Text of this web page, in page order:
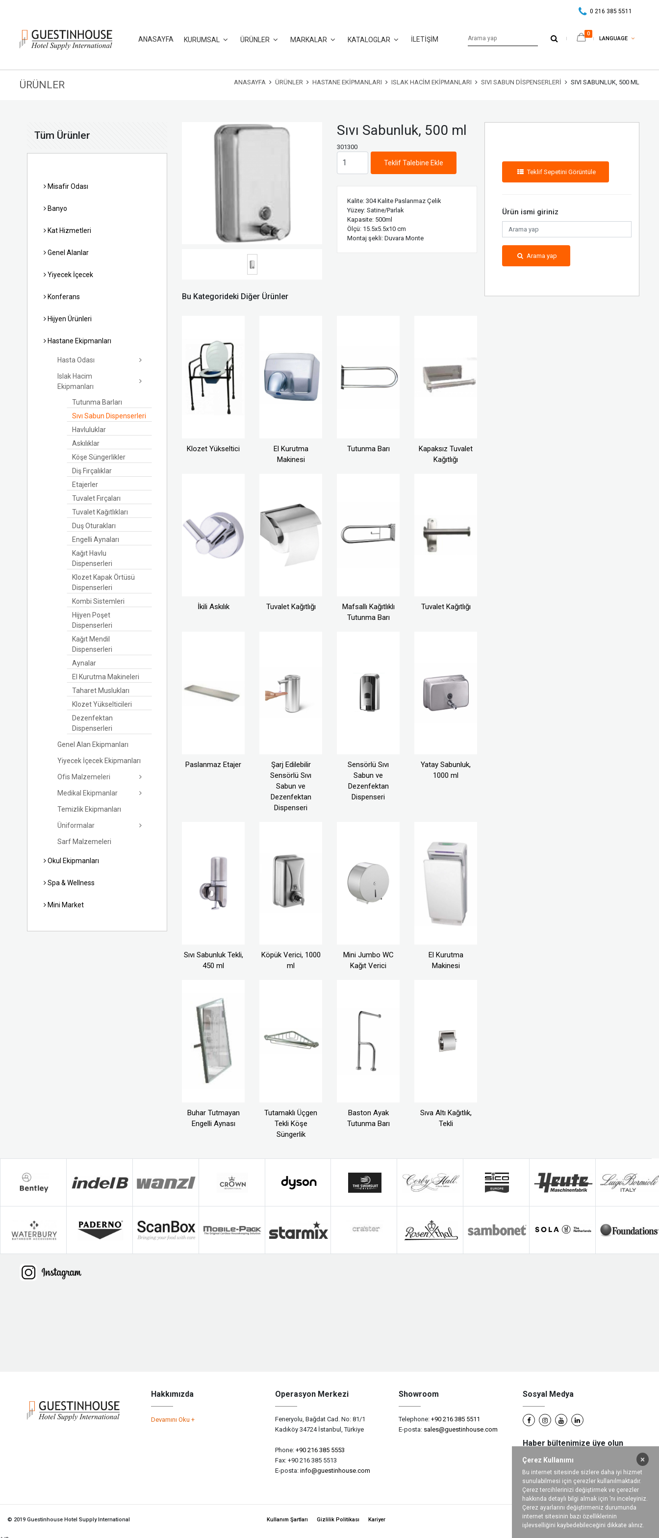
ANASAYFA KURUMSAL ÜRÜNLER MARKALAR KATALOGLAR İLETİŞİM
0 216 385 5511
0
LANGUAGE
ÜRÜNLER ANASAYFA ÜRÜNLER HASTANE EKIPMANLARI ISLAK HACIM EKIPMANLARI SIVI SABUN DISPENSERLERI SIVI SABUNLUK, 500 ML
Tüm Ürünler
Misafir Odası
Banyo
Kat Hizmetleri
Genel Alanlar
Yiyecek İçecek
Konferans
Hijyen Ürünleri
Hastane Ekipmanları
Hasta Odası
Islak Hacim
Ekipmanları
Tutunma Barları
Sıvı Sabun Dispenserleri
Havluluklar
Askılıklar
Köşe Süngerlikler
Diş Fırçalıklar
Etajerler
Tuvalet Fırçaları
Tuvalet Kağıtlıkları
Duş Oturakları
Engelli Aynaları
Kağıt Havlu
Dispenserleri
Klozet Kapak Örtüsü
Dispenserleri
Kombi Sistemleri
Hijyen Poşet
Dispenserleri
Kağıt Mendil
Dispenserleri
Aynalar
El Kurutma Makineleri
Taharet Muslukları
Klozet Yükselticileri
Dezenfektan
Dispenserleri
Genel Alan Ekipmanları
Yiyecek İçecek Ekipmanları
Ofis Malzemeleri
Medikal Ekipmanlar
Temizlik Ekipmanları
Üniformalar
Sarf Malzemeleri
Okul Ekipmanları
Spa & Wellness
Mini Market
Sıvı Sabunluk, 500 ml
301300
Teklif Talebine Ekle
Kalite: 304 Kalite Paslanmaz Çelik
Yüzey: Satine/Parlak
Kapasite: 500ml
Ölçü: 15.5x5.5x10 cm
Montaj şekli: Duvara Monte
Bu Kategorideki Diğer Ürünler
Klozet Yükseltici
El Kurutma
Makinesi
Tutunma Barı
Kapaksız Tuvalet
Kağıtlığı
İkili Askılık Tuvalet Kağıtlığı
Mafsallı Kağıtlıklı
Tutunma Barı
Tuvalet Kağıtlığı
Paslanmaz Etajer
Şarj Edilebilir
Sensörlü Sıvı
Sabun ve
Dezenfektan
Dispenseri
Sensörlü Sıvı
Sabun ve
Dezenfektan
Dispenseri
Yatay Sabunluk,
1000 ml
Sıvı Sabunluk Tekli,
450 ml
Köpük Verici, 1000
ml
Mini Jumbo WC
Kağıt Verici
El Kurutma
Makinesi
Buhar Tutmayan
Engelli Aynası
Tutamaklı Üçgen
Tekli Köşe
Süngerlik
Baston Ayak
Tutunma Barı
Sıva Altı Kağıtlık,
Tekli
Teklif Sepetini Görüntüle
Ürün ismi giriniz
Arama yap
Hakkımızda
Devamını Oku +
Operasyon Merkezi
Feneryolu, Bağdat Cad. No: 81/1
Kadıköy 34724 İstanbul, Türkiye
Phone: +90 216 385 5553
Fax: +90 216 385 5513
E-posta: info@guestinhouse.com
Showroom
Telephone:+90 216 385 5511
E-posta: sales@guestinhouse.com
Sosyal Medya
Haber bültenimize üye olun
© 2019 Guestinhouse Hotel Supply International Kullanım Şartları Gizlilik Politikası Kariyer
×
Çerez Kullanımı
Bu internet sitesinde sizlere daha iyi hizmet
sunulabilmesi için çerezler kullanılmaktadır.
Çerez tercihlerinizi değiştirmek ve çerezler
hakkında detaylı bilgi almak için ’nı inceleyiniz.
Çerez ayarlarını değiştirmeniz durumunda
internet sitesinin bazı özelliklerinin
işlevselliğini kaybedebileceğini dikkate alınız.